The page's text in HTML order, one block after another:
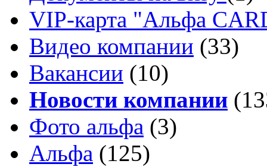
VIP-карта "Альфа
Видео компании (33)
Вакансии (10)
Новости компании
Фото альфа (3)
Альфа (125)